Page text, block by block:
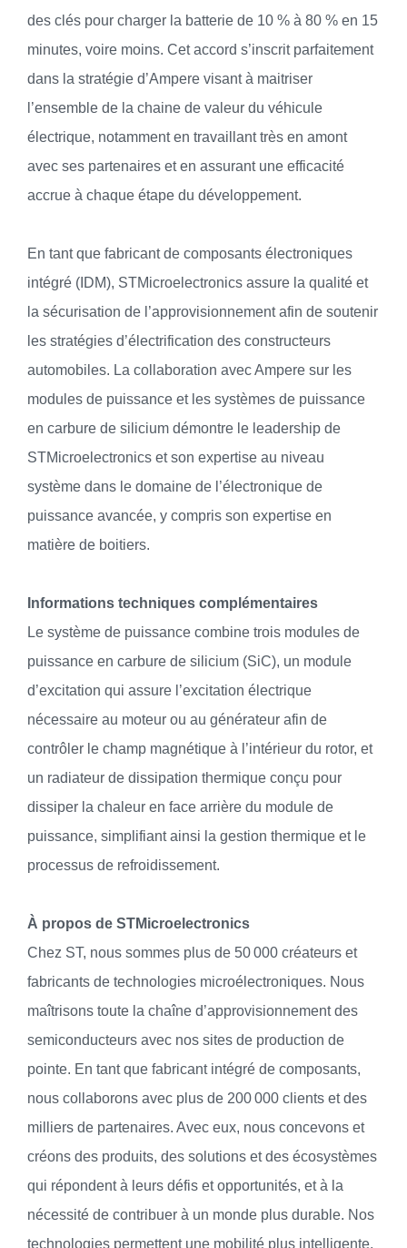
des clés pour charger la batterie de 10 % à 80 % en 15
minutes, voire moins. Cet accord s’inscrit parfaitement
dans la stratégie d’Ampere visant à maitriser
l’ensemble de la chaine de valeur du véhicule
électrique, notamment en travaillant très en amont
avec ses partenaires et en assurant une efficacité
accrue à chaque étape du développement.
En tant que fabricant de composants électroniques
intégré (IDM), STMicroelectronics assure la qualité et
la sécurisation de l’approvisionnement afin de soutenir
les stratégies d’électrification des constructeurs
automobiles. La collaboration avec Ampere sur les
modules de puissance et les systèmes de puissance
en carbure de silicium démontre le leadership de
STMicroelectronics et son expertise au niveau
système dans le domaine de l’électronique de
puissance avancée, y compris son expertise en
matière de boitiers.
Informations techniques complémentaires
Le système de puissance combine trois modules de
puissance en carbure de silicium (SiC), un module
d’excitation qui assure l’excitation électrique
nécessaire au moteur ou au générateur afin de
contrôler le champ magnétique à l’intérieur du rotor, et
un radiateur de dissipation thermique conçu pour
dissiper la chaleur en face arrière du module de
puissance, simplifiant ainsi la gestion thermique et le
processus de refroidissement.
À propos de STMicroelectronics
Chez ST, nous sommes plus de 50 000 créateurs et
fabricants de technologies microélectroniques. Nous
maîtrisons toute la chaîne d’approvisionnement des
semiconducteurs avec nos sites de production de
pointe. En tant que fabricant intégré de composants,
nous collaborons avec plus de 200 000 clients et des
milliers de partenaires. Avec eux, nous concevons et
créons des produits, des solutions et des écosystèmes
qui répondent à leurs défis et opportunités, et à la
nécessité de contribuer à un monde plus durable. Nos
technologies permettent une mobilité plus intelligente,